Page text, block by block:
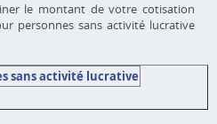
le montant de votre cotisation
personnes sans activité lucrative
sans activité lucrative